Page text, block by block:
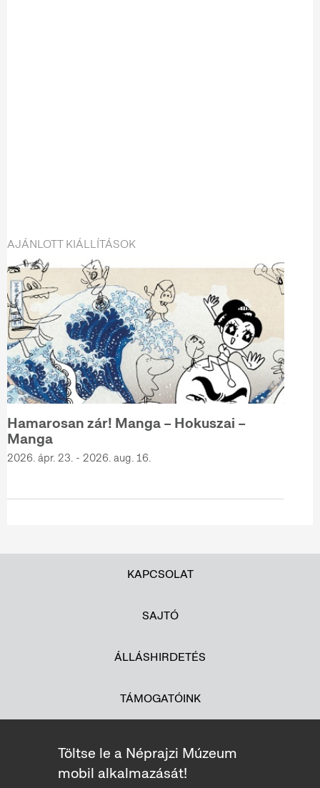
AJÁNLOTT KIÁLLÍTÁSOK
Hamarosan zár! Manga – Hokuszai –
Manga
2026. ápr. 23. - 2026. aug. 16.
KAPCSOLAT
SAJTÓ
ÁLLÁSHIRDETÉS
TÁMOGATÓINK
Töltse le a Néprajzi Múzeum
mobil alkalmazását!